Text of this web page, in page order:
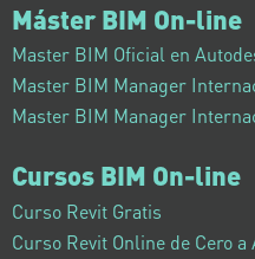
Máster BIM On-line
Master BIM Oficial en
Master BIM Manager
Master BIM Manager
Cursos BIM On-line
Curso Revit Gratis
Curso Revit Online de Cero a